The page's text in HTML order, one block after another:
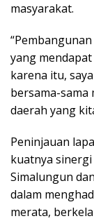
masyarakat.
yang
karena itu,
bersama-
daerah yang
Peninjauan
kuatnya
Simalungun
dalam
merata,